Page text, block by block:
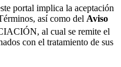
portal implica la aceptación
así como del Aviso
al cual se remite el
con el tratamiento de sus